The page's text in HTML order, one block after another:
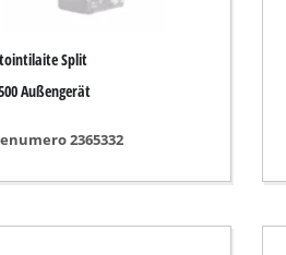
Split
Außengerät
2365332